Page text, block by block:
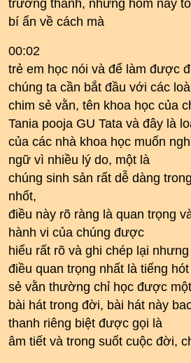
trưởng thành, nhưng hôm nay
bí ẩn về cách mà
00:02
trẻ em học nói và để làm được
chúng ta cần bắt đầu với các
chim sẻ vằn, tên khoa học của
Tania pooja GU Tata và đây là
của các nhà khoa học muốn
ngữ vì nhiều lý do, một là
chúng sinh sản rất dễ dàng
nhốt,
điều này rõ ràng là quan trọng
hành vi của chúng được
hiểu rất rõ và ghi chép lại nhưng
điều quan trọng nhất là tiếng
sẻ vằn thường chỉ học được một
bài hát trong đời, bài hát này
thanh riêng biệt được gọi là
âm tiết và trong suốt cuộc đời,